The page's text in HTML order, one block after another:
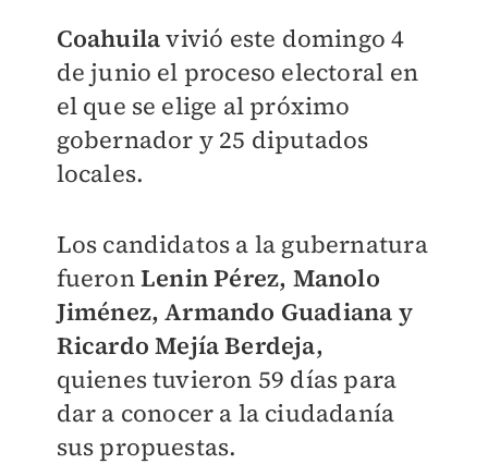
Coahuilavivió este domingo 4
de junio el proceso electoral en
el que se elige al próximo
gobernador y 25 diputados
locales.
Los candidatos a la gubernatura
fueronLenin Pérez, Manolo
Jiménez, Armando Guadiana y
Ricardo Mejía Berdeja,
quienes tuvieron 59 días para
dar a conocer a la ciudadanía
sus propuestas.